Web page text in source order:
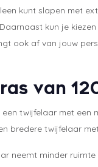
kunt slapen met
kun je
ook af van jouw
van
twijfelaar met een
bredere twijfelaar
neemt minder